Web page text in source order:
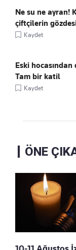
Ne su ne ayran!
çiftçilerin
Kaydet
Eski
Tam bir katil
Kaydet
ÖNE